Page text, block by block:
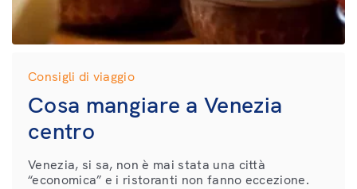
Consigli di viaggio
Cosa mangiare a Venezia
centro
Venezia, si sa, non è mai stata una città
“economica” e i ristoranti non fanno eccezione.